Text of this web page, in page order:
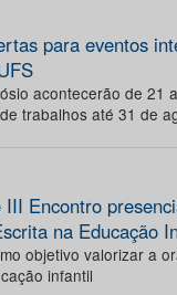
para eventos
acontecerão de 21
trabalhos até 31 de
III Encontro
na Educação
objetivo valorizar a
infantil